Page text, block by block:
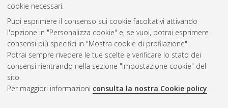
cookie necessari.
Puoi esprimere il consenso sui cookie facoltativi attivando
l'opzione in "Personalizza cookie" e, se vuoi, potrai esprimere
consensi più specifici in "Mostra cookie di profilazione".
Potrai sempre rivedere le tue scelte e verificare lo stato dei
consensi rientrando nella sezione "Impostazione cookie" del
sito.
Per maggiori informazioni consulta la nostra Cookie policy.
Atom
Rss 1.0
Rss 2.0
ISSN: 2038-7946